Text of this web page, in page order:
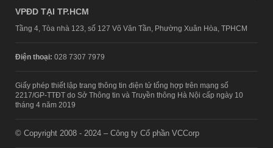
VPĐD TẠI TP.HCM
Tầng 4, Tòa nhà 123, số 127 Võ Văn Tần, Phường Xuân Hòa, TPHCM
Điện thoại: 028 7307 7979
Giấy phép thiết lập trang thông tin điện tử tổng hợp trên mạng số
2217/GP-TTĐT do Sở Thông tin và Truyền thông Hà Nội cấp ngày 10
tháng 4 năm 2019
© Copyright 2008 - 2024 – Công ty Cổ phần VCCorp